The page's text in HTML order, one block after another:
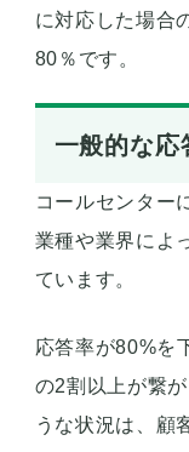
に対応した場合
80％です。
一般的な応
コールセンター
業種や業界によ
ています。
応答率が80%を
の2割以上が繋
うな状況は、顧